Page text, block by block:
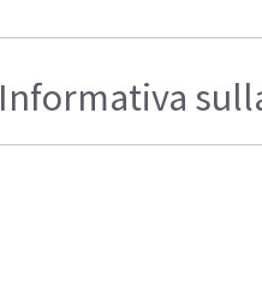
Informativa